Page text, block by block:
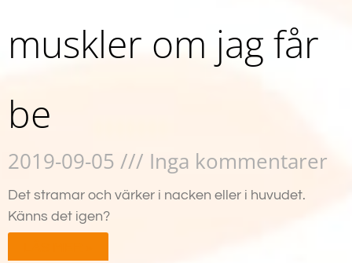
muskler om jag får
be
2019-09-05 Inga kommentarer
Det stramar och värker i nacken eller i huvudet.
Känns det igen?